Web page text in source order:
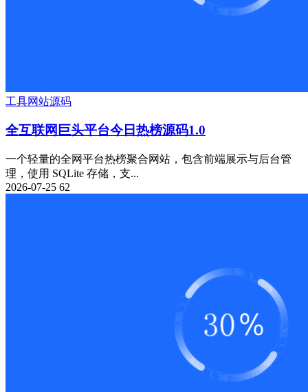
工具网站源码
全互联网巨头平台今日热榜源码1.0
一个轻量的全网平台热榜聚合网站，包含前端展示与后台管
理，使用 SQLite 存储，支...
2026-07-25 62